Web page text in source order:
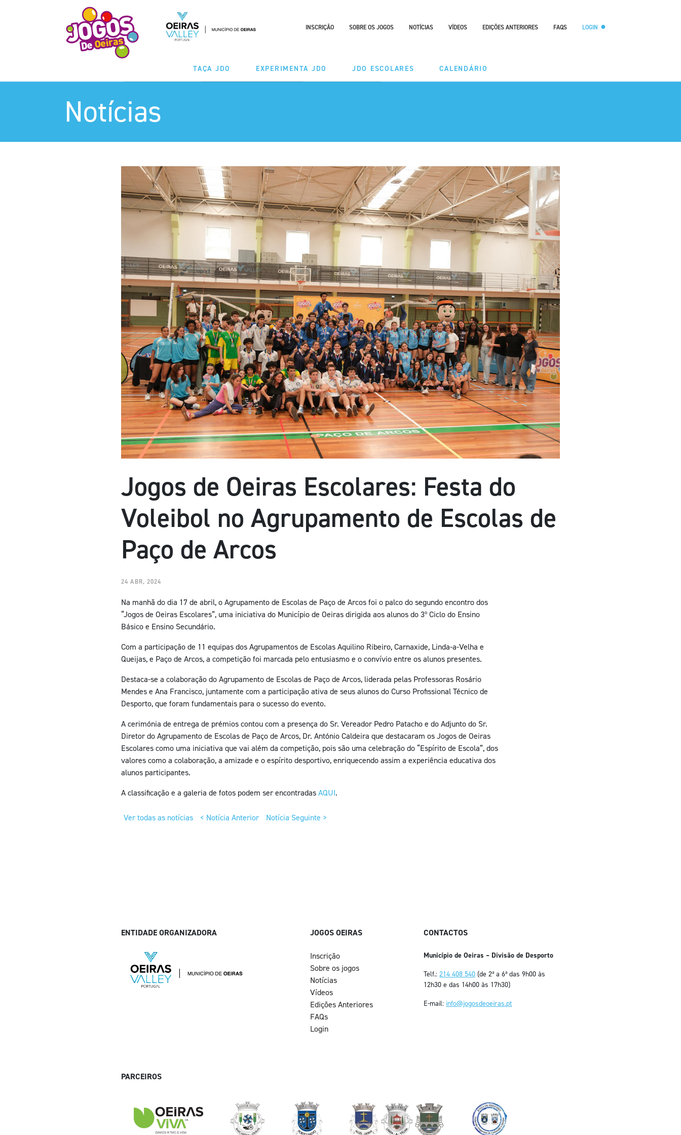
INSCRIÇÃO SOBRE OS JOGOS NOTÍCIAS VÍDEOS EDIÇÕES ANTERIORES FAQS LOGIN
TAÇA JDO EXPERIMENTA JDO JDO ESCOLARES CALENDÁRIO
Notícias
Jogos de Oeiras Escolares: Festa do
Voleibol no Agrupamento de Escolas de
Paço de Arcos
24 ABR, 2024
Na manhã do dia 17 de abril, o Agrupamento de Escolas de Paço de Arcos foi o palco do segundo encontro dos
“Jogos de Oeiras Escolares”, uma iniciativa do Município de Oeiras dirigida aos alunos do 3º Ciclo do Ensino
Básico e Ensino Secundário.
Com a participação de 11 equipas dos Agrupamentos de Escolas Aquilino Ribeiro, Carnaxide, Linda-a-Velha e
Queijas, e Paço de Arcos, a competição foi marcada pelo entusiasmo e o convívio entre os alunos presentes.
Destaca-se a colaboração do Agrupamento de Escolas de Paço de Arcos, liderada pelas Professoras Rosário
Mendes e Ana Francisco, juntamente com a participação ativa de seus alunos do Curso Profissional Técnico de
Desporto, que foram fundamentais para o sucesso do evento.
A cerimónia de entrega de prémios contou com a presença do Sr. Vereador Pedro Patacho e do Adjunto do Sr.
Diretor do Agrupamento de Escolas de Paço de Arcos, Dr. António Caldeira que destacaram os Jogos de Oeiras
Escolares como uma iniciativa que vai além da competição, pois são uma celebração do “Espírito de Escola”, dos
valores como a colaboração, a amizade e o espírito desportivo, enriquecendo assim a experiência educativa dos
alunos participantes.
A classificação e a galeria de fotos podem ser encontradasAQUI.
Ver todas as notícias < Notícia Anterior Notícia Seguinte >
ENTIDADE ORGANIZADORA JOGOS OEIRAS
Inscrição
Sobre os jogos
Notícias
Vídeos
Edições Anteriores
FAQs
Login
CONTACTOS
Município de Oeiras – Divisão de Desporto
Telf.:214 408 540 (de 2ª a 6ª das 9h00 às
12h30 e das 14h00 às 17h30)
E-mail: info@jogosdeoeiras.pt
PARCEIROS